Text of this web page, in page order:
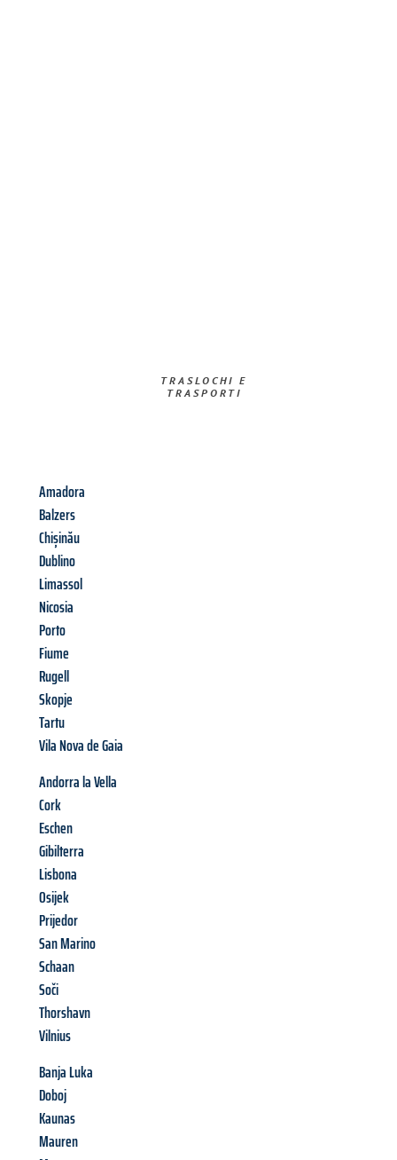
TRASLOCHI E
TRASPORTI​
Amadora
Balzers
Chișinău
Dublino
Limassol
Nicosia
Porto
Fiume
Rugell
Skopje
Tartu
Vila Nova de Gaia
Andorra la Vella
Cork
Eschen
Gibilterra
Lisbona
Osijek
Prijedor
San Marino
Schaan
Soči
Thorshavn
Vilnius
Banja Luka
Doboj
Kaunas
Mauren